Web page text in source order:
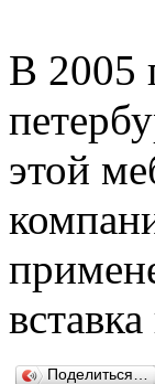
В 2005
этой
Поделиться…